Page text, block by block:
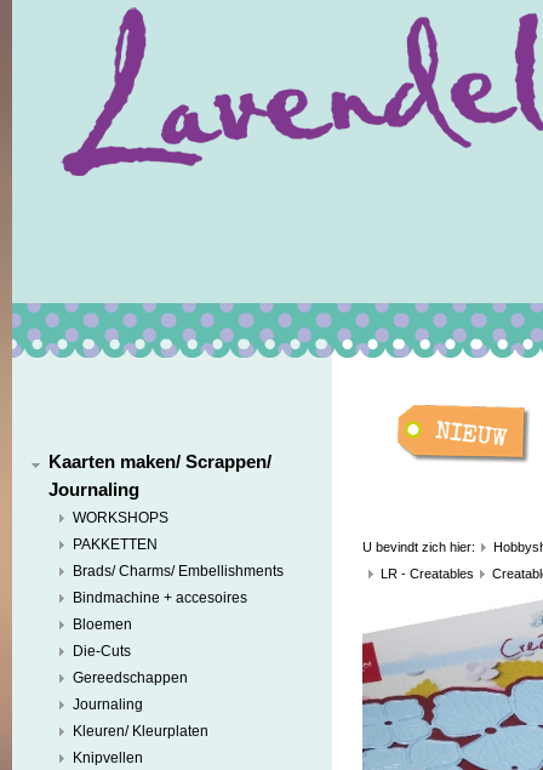
Kaarten maken/ Scrappen/
Journaling
WORKSHOPS
PAKKETTEN
Brads/ Charms/ Embellishments
Bindmachine + accesoires
Bloemen
Die-Cuts
Gereedschappen
Journaling
Kleuren/ Kleurplaten
Knipvellen
U bevindt zich hier:
LR - Creatables